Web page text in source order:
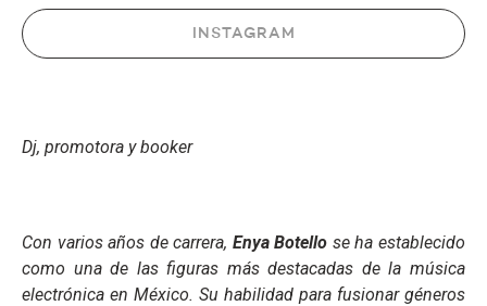
INSTAGRAM
Dj, promotora y booker
Con varios años de carrera, Enya Botello se ha establecido
como una de las figuras más destacadas de la música
electrónica en México. Su habilidad para fusionar géneros